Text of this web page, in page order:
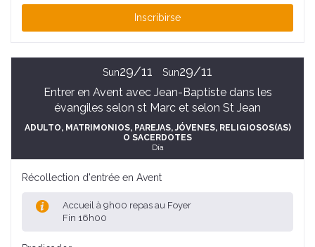
Inscribirse
Sun29/11 Sun29/11
Entrer en Avent avec Jean-Baptiste dans les
évangiles selon st Marc et selon St Jean
ADULTO, MATRIMONIOS, PAREJAS, JÓVENES, RELIGIOSOS(AS)
O SACERDOTES
Día
Récollection d'entrée en Avent
Accueil à 9h00 repas au Foyer
Fin 16h00